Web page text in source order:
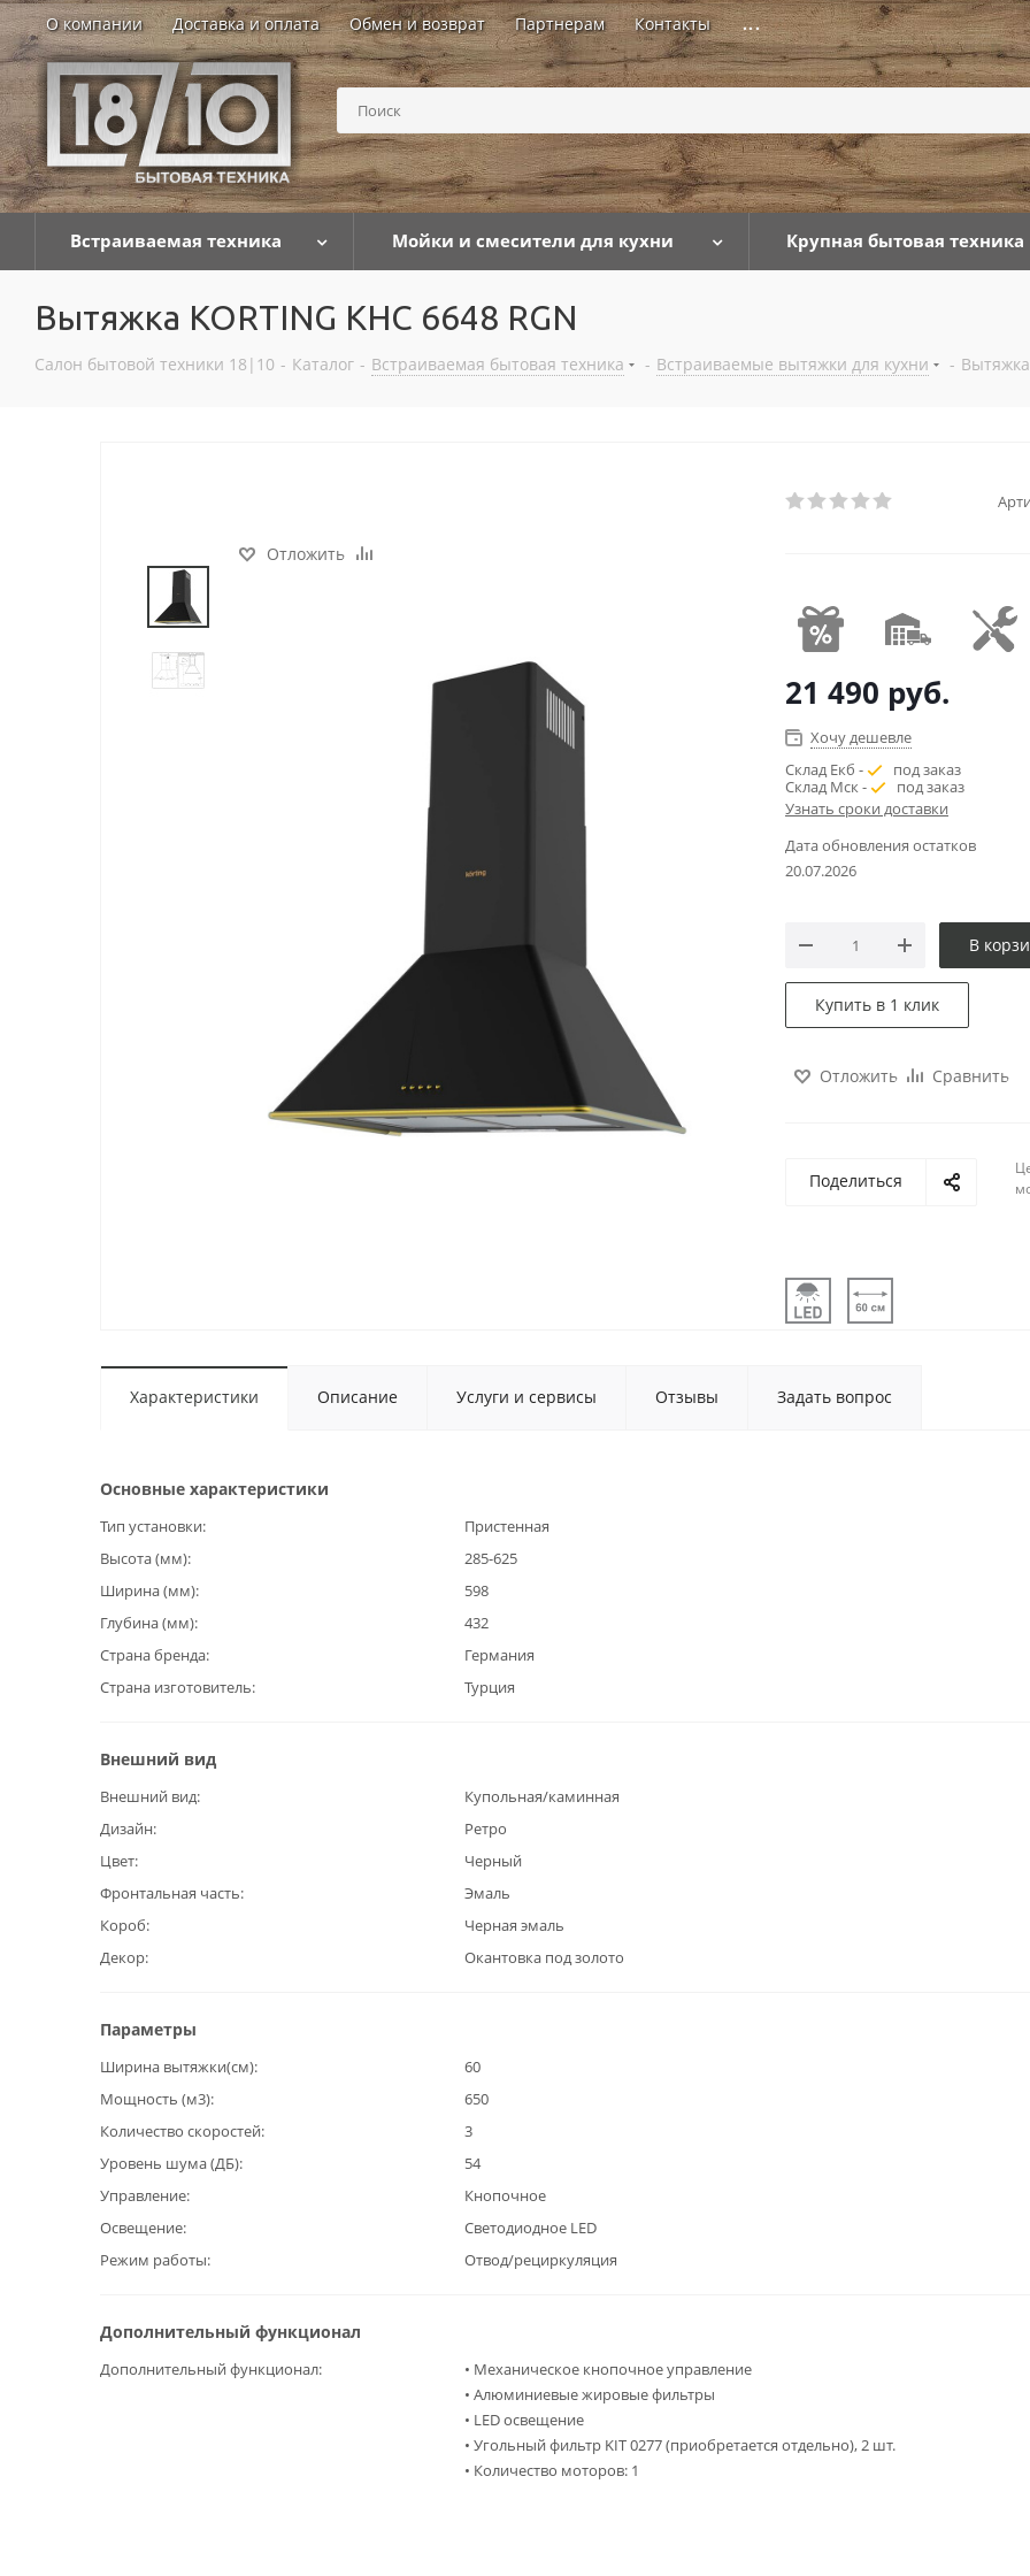
О компании Доставка и оплата Обмен и возврат Партнерам Контакты ...
Встраиваемая техника Мойки и смесители для кухни Крупная бытовая техника
Вытяжка KORTING KHC 6648 RGN
Салон бытовой техники 18|10 - Каталог - Встраиваемая бытовая техника - Встраиваемые вытяжки для кухни - Вытяжка
Отложить
21 490 руб.
Хочу дешевле
Склад Екб -
под заказ
Склад Мск -
под заказ
Узнать сроки доставки
Дата обновления остатков
20.07.2026
В
Купить в 1 клик
Отложить Сравнить
Поделиться
Характеристики Описание Услуги и сервисы Отзывы Задать вопрос
Основные характеристики
Тип установки
Пристенная
Высота (мм)
285-625
Ширина (мм)
598
Глубина (мм)
432
Страна бренда
Германия
Страна изготовитель
Турция
Внешний вид
Внешний вид
Купольная/каминная
Дизайн
Ретро
Цвет
Черный
Фронтальная часть
Эмаль
Короб
Черная эмаль
Декор
Окантовка под золото
Параметры
Ширина вытяжки(см)
60
Мощность (м3)
650
Количество скоростей
3
Уровень шума (ДБ)
54
Управление
Кнопочное
Освещение
Светодиодное LED
Режим работы
Отвод/рециркуляция
Дополнительный функционал
Дополнительный функционал
• Механическое кнопочное управление
• Алюминиевые жировые фильтры
• LED освещение
• Угольный фильтр KIT 0277 (приобретается отдельно), 2 шт.
• Количество моторов: 1